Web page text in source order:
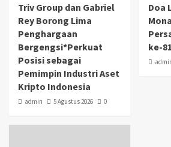
Triv Group dan Gabriel
Rey Borong Lima
Penghargaan
Bergengsi*Perkuat
Posisi sebagai
Pemimpin Industri Aset
Kripto Indonesia
admin 5 Agustus 2026 0
Doa
ke-